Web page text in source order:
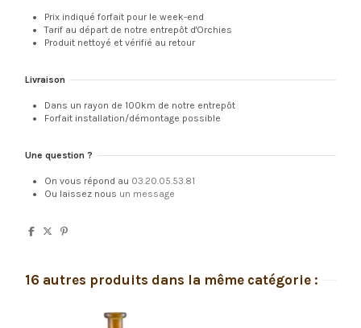
Prix indiqué forfait pour le week-end
Tarif au départ de notre entrepôt d'Orchies
Produit nettoyé et vérifié au retour
Livraison
Dans un rayon de 100km de notre entrepôt
Forfait installation/démontage possible
Une question ?
On vous répond au 03.20.05.53.81
Ou laissez nous un message
16 autres produits dans la même catégorie :